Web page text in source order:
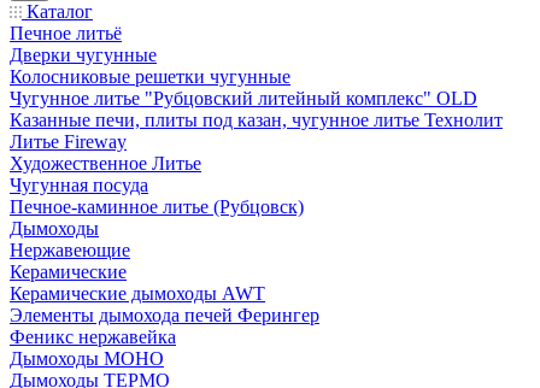
Каталог
Печное литьё
Дверки чугунные
Колосниковые решетки чугунные
Чугунное литье "Рубцовский литейный комплекс" OLD
Казанные печи, плиты под казан, чугунное литье Технолит
Литье Fireway
Художественное Литье
Чугунная посуда
Печное-каминное литье (Рубцовск)
Дымоходы
Нержавеющие
Керамические
Керамические дымоходы AWT
Элементы дымохода печей Ферингер
Феникс нержавейка
Дымоходы МОНО
Дымоходы ТЕРМО